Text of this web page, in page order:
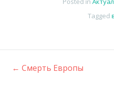
Tagged
Post
← Смерть Европы